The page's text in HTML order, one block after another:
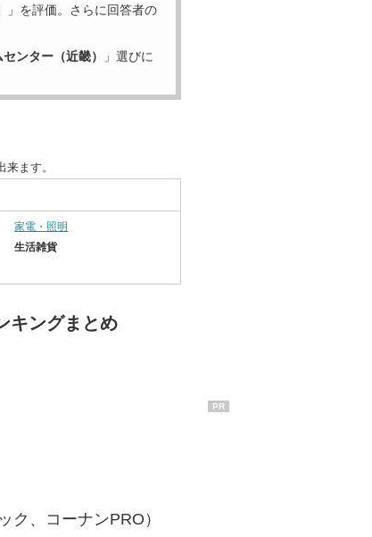
」を評価。さらに回答者の
ンター（近畿）
」選びに
ます。
家電・照明
生活雑貨
キングまとめ
ク、コーナンPRO）
PR